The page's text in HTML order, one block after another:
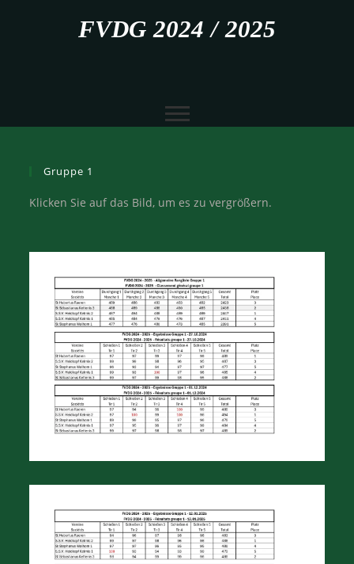
FVDG 2024 / 2025
Gruppe 1
Klicken Sie auf das Bild, um es zu vergrößern.